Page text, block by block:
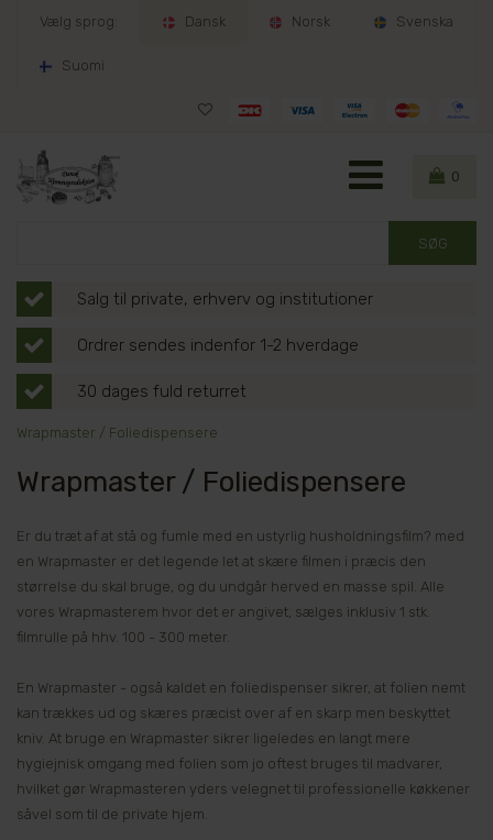
Vælg sprog: Dansk Norsk Svenska
Suomi
0
Salg til private, erhverv og institutioner
Ordrer sendes indenfor 1-2 hverdage
30 dages fuld returret
Wrapmaster / Foliedispensere
Wrapmaster / Foliedispensere
Er du træt af at stå og fumle med en ustyrlig husholdningsfilm? med
en Wrapmaster er det legende let at skære filmen i præcis den
størrelse du skal bruge, og du undgår herved en masse spil. Alle
vores Wrapmasterem hvor det er angivet, sælges inklusiv 1 stk.
filmrulle på hhv. 100 - 300 meter.
En Wrapmaster - også kaldet en foliedispenser sikrer, at folien nemt
kan trækkes ud og skæres præcist over af en skarp men beskyttet
kniv. At bruge en Wrapmaster sikrer ligeledes en langt mere
hygiejnisk omgang med folien som jo oftest bruges til madvarer,
hvilket gør Wrapmasteren yders velegnet til professionelle køkkener
såvel som til de private hjem.